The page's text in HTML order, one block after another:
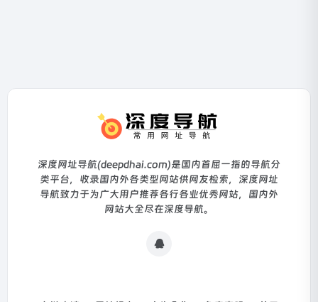
深度网址导航(deepdhai.com)是国内首屈一指的导航分
类平台，收录国内外各类型网站供网友检索，深度网址
导航致力于为广大用户推荐各行各业优秀网站，国内外
网站大全尽在深度导航。